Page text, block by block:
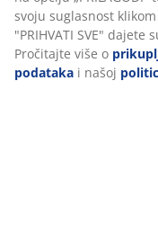
svoju suglasnost
"PRIHVATI SVE" dajete
Pročitajte više o
podataka i našoj